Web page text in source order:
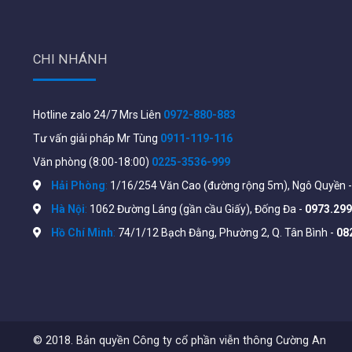
Có thể cài đặt và quản lý 1 hay nhiều thiết bị Ubiquiti
Chế độ hoạt động: Access Point
Bảo mật: WEP, WPA-PSK, WPA-TKIP, WPA2 AES,
Hỗ trợ: VLANtheo chuẩn 802.11Q, WMM, giới hạn
Hỗ trợ quản lý
Guest Portal
Hotspot Support
Thông số chi tiết từ file datasheet của Ubiquiti UniFi
CHI NHÁNH
Hotline zalo 24/7 Mrs Liên 0972-880-883
Tư vấn giải pháp Mr Tùng 0911-119-116
Văn phòng (8:00-18:00) 0225-3536-999
Hải Phòng: 1/16/254 Văn Cao (đường rộng 5m), Ngô Quyền -
Hà Nội: 1062 Đường Láng (gần cầu Giấy), Đống Đa -
Hồ Chí Minh: 74/1/12 Bạch Đằng, Phường 2, Q. Tân Bình -
© 2018. Bản quyền Công ty cổ phần viễn thông Cường An